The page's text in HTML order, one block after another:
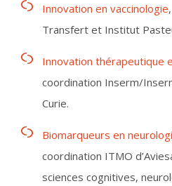
Innovation en vaccinologie
Transfert et Institut
Innovation thérapeutique
coordination Inserm/
Curie.
Biomarqueurs en
coordination ITMO
sciences cognitives,